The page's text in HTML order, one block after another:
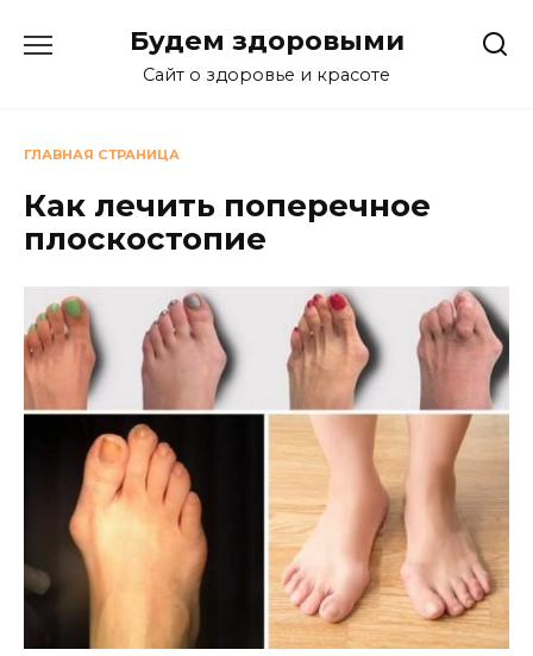
Будем здоровыми
Сайт о здоровье и красоте
ГЛАВНАЯ СТРАНИЦА
Как лечить поперечное
плоскостопие